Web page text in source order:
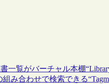
一覧がバーチャル本棚
み合わせで検索できる